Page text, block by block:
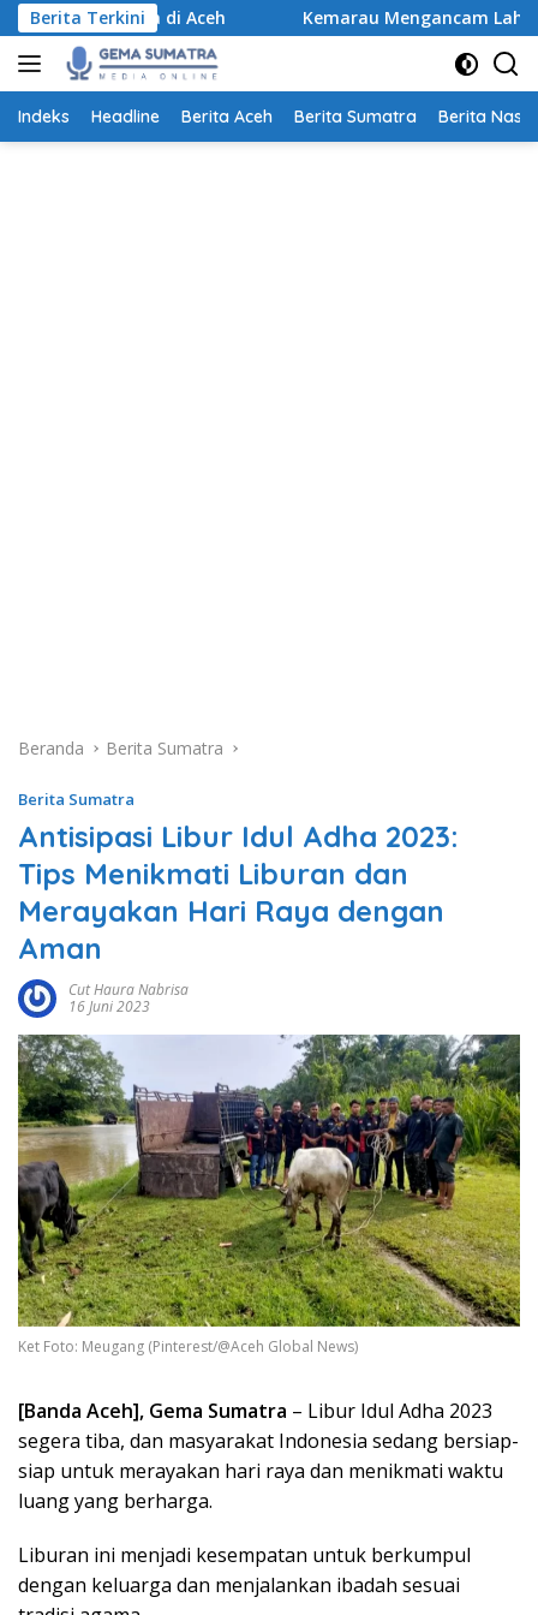
Langsung
ke
konten
Berita Terkini
di Aceh Kemarau Mengancam Lahan Pertanian,
Indeks Headline Berita Aceh Berita Sumatra Berita
Beranda Berita Sumatra
Berita Sumatra
Antisipasi Libur Idul Adha 2023:
Tips Menikmati Liburan dan
Merayakan Hari Raya dengan
Aman
Cut Haura Nabrisa
16 Juni 2023
Ket Foto: Meugang (Pinterest/@Aceh Global News)
[Banda Aceh], Gema Sumatra – Libur Idul Adha 2023
segera tiba, dan masyarakat Indonesia sedang bersiap-
siap untuk merayakan hari raya dan menikmati waktu
luang yang berharga.
Liburan ini menjadi kesempatan untuk berkumpul
dengan keluarga dan menjalankan ibadah sesuai